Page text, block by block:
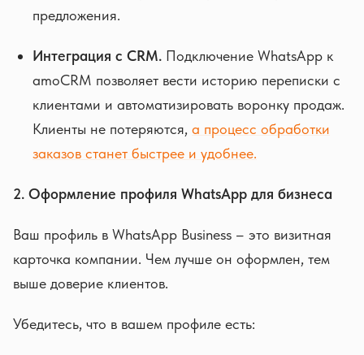
предложения.
Интеграция с CRM. Подключение WhatsApp к
amoCRM позволяет вести историю переписки с
клиентами и автоматизировать воронку продаж.
Клиенты не потеряются, а процесс обработки
заказов станет быстрее и удобнее.
2. Оформление профиля WhatsApp для бизнеса
Ваш профиль в WhatsApp Business – это визитная
карточка компании. Чем лучше он оформлен, тем
выше доверие клиентов.
Убедитесь, что в вашем профиле есть: